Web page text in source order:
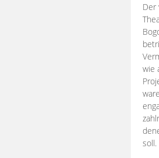
Der
wie
zahlr
soll.